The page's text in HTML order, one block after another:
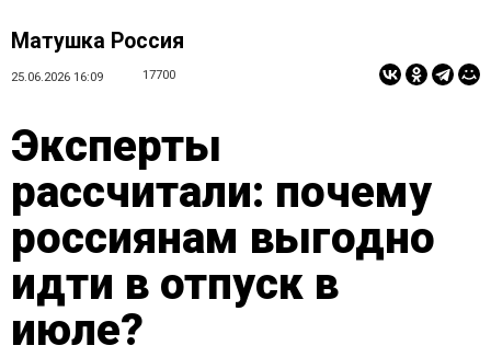
Матушка Россия
25.06.2026 16:09 17700
Эксперты
рассчитали: почему
россиянам выгодно
идти в отпуск в
июле?